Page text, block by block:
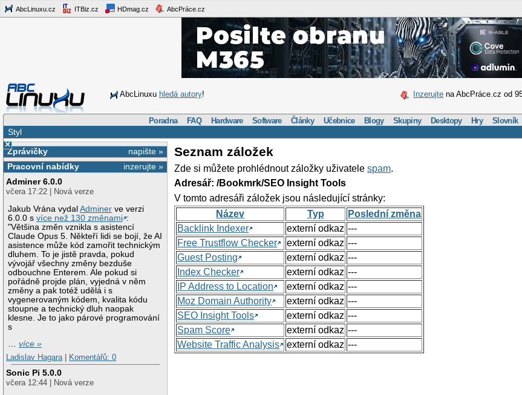
AbcLinuxu.cz ITBiz.cz HDmag.cz AbcPráce.cz
AbcLinuxu hledá autory! Inzerujte na AbcPráce.cz od
Poradna FAQ Hardware Software Články Učebnice Blogy Skupiny Desktopy Hry Slovník
Styl
×
napište »
Zprávičky
inzerujte »
Pracovní nabídky
Adminer 6.0.0
včera 17:22 | Nová verze
Jakub Vrána vydalAdminer ve verzi
6.0.0 svíce než 130 změnami :
"Většina změn vznikla s asistencí
Claude Opus 5. Někteří lidi se bojí, že AI
asistence může kód zamořit technickým
dluhem. To je jistě pravda, pokud
vývojář všechny změny bezduše
odbouchne Enterem. Ale pokud si
pořádně projde plán, vyjedná v něm
změny a pak totéž udělá i s
vygenerovaným kódem, kvalita kódu
stoupne a technický dluh naopak
klesne. Je to jako párové programování
s
…více »
Ladislav Hagara
Komentářů: 0
Sonic Pi 5.0.0
včera 12:44 | Nová verze
Seznam záložek
Zde si můžete prohlédnout záložky uživatelespam.
Adresář: /Bookmrk/SEO Insight Tools
V tomto adresáři záložek jsou následující stránky:
Název
Typ
Poslední změna
Backlink Indexer
externí odkaz ---
Free Trustflow Checker
externí odkaz ---
Guest Posting
externí odkaz ---
Index Checker
externí odkaz ---
IP Address to Location
externí odkaz ---
Moz Domain Authority
externí odkaz ---
SEO Insight Tools
externí odkaz ---
Spam Score
externí odkaz ---
Website Traffic Analysis
externí odkaz ---